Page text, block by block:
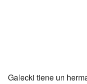
Galecki tiene un